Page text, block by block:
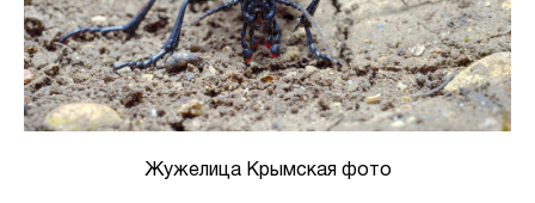
Жужелица Крымская фото